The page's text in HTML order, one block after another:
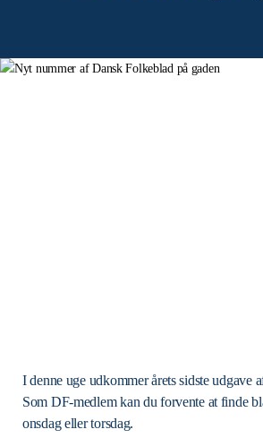
I denne uge udkommer årets sidste udgave
Som DF-medlem kan du forvente at finde
onsdag eller torsdag.